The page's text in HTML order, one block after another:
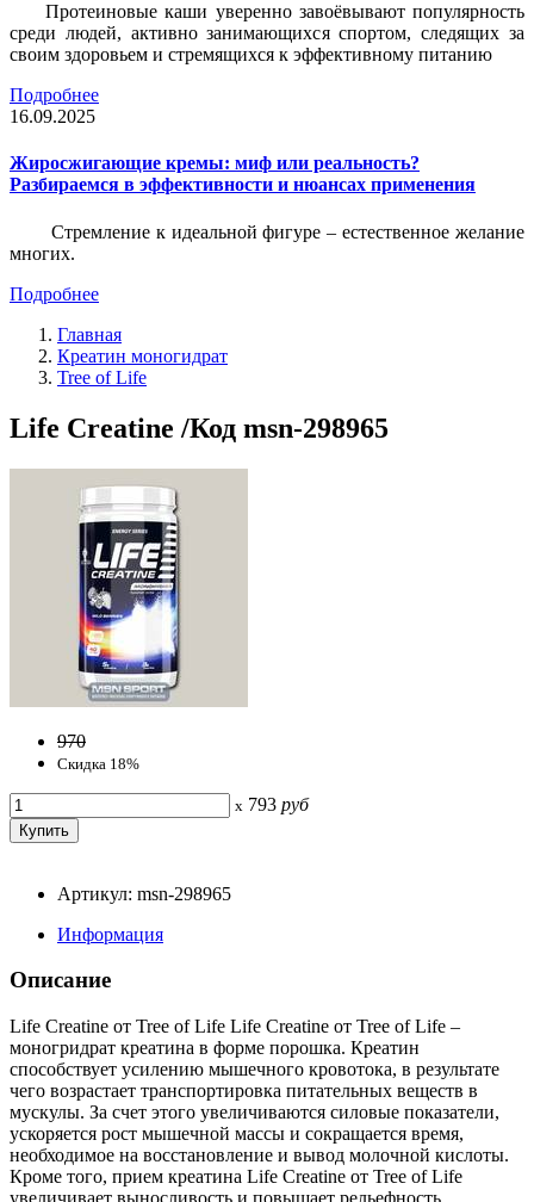
Протеиновые каши уверенно завоёвывают популярность
среди людей, активно занимающихся спортом, следящих за
своим здоровьем и стремящихся к эффективному питанию
Подробнее
16.09.2025
Жиросжигающие кремы: миф или реальность?
Разбираемся в эффективности и нюансах применения
Стремление к идеальной фигуре – естественное желание
многих.
Подробнее
Главная
Креатин моногидрат
Tree of Life
Life Creatine /Код msn-298965
970
Скидка 18%
x 793 руб
Артикул: msn-298965
Информация
Описание
Life Creatine от Tree of Life Life Creatine от Tree of Life –
моногридрат креатина в форме порошка. Креатин
способствует усилению мышечного кровотока, в результате
чего возрастает транспортировка питательных веществ в
мускулы. За счет этого увеличиваются силовые показатели,
ускоряется рост мышечной массы и сокращается время,
необходимое на восстановление и вывод молочной кислоты.
Кроме того, прием креатина Life Creatine от Tree of Life
увеличивает выносливость и повышает рельефность